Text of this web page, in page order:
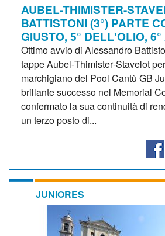
AUBEL-THIMISTER-
BATTISTONI (3°) PARTE
GIUSTO, 5° DELL'OLIO,
Ottimo avvio di Alessandro
tappe Aubel‑Thimister‑Stavelot
marchigiano del Pool Cantù GB
brillante successo nel Memorial
confermato la sua continuità di
un terzo posto di...
JUNIORES